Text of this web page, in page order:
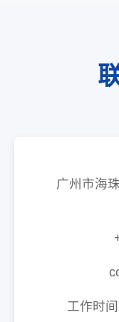
广州市海
工作时